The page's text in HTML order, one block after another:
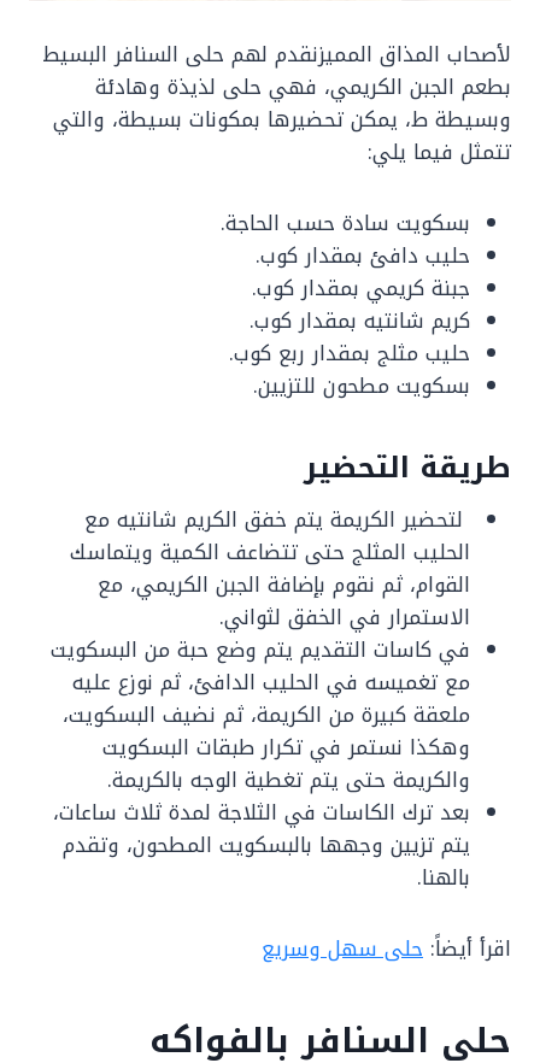
لأصحاب المذاق المميزنقدم لهم حلى السنافر البسيط
بطعم الجبن الكريمي، فهي حلى لذيذة وهادئة
وبسيطة ط، يمكن تحضيرها بمكونات بسيطة، والتي
تتمثل فيما يلي:
بسكويت سادة حسب الحاجة.
حليب دافئ بمقدار كوب.
جبنة كريمي بمقدار كوب.
كريم شانتيه بمقدار كوب.
حليب مثلج بمقدار ربع كوب.
بسكويت مطحون للتزيين.
طريقة التحضير
لتحضير الكريمة يتم خفق الكريم شانتيه مع
الحليب المثلج حتى تتضاعف الكمية ويتماسك
القوام، ثم نقوم بإضافة الجبن الكريمي، مع
الاستمرار في الخفق لثواني.
في كاسات التقديم يتم وضع حبة من البسكويت
مع تغميسه في الحليب الدافئ، ثم نوزع عليه
ملعقة كبيرة من الكريمة، ثم نضيف البسكويت،
وهكذا نستمر في تكرار طبقات البسكويت
والكريمة حتى يتم تغطية الوجه بالكريمة.
بعد ترك الكاسات في الثلاجة لمدة ثلاث ساعات،
يتم تزيين وجهها بالبسكويت المطحون، وتقدم
بالهنا.
اقرأ أيضاً: حلى سهل وسريع
حلى السنافر بالفواكه